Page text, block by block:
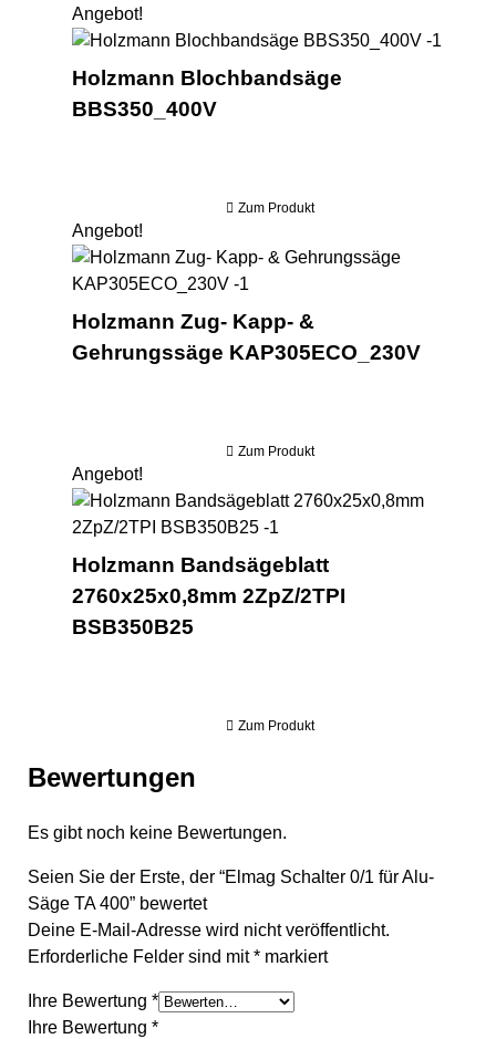
Angebot!
Holzmann Blochbandsäge
BBS350_400V
Zum Produkt
Angebot!
Holzmann Zug- Kapp- &
Gehrungssäge KAP305ECO_230V
Zum Produkt
Angebot!
Holzmann Bandsägeblatt
2760x25x0,8mm 2ZpZ/2TPI
BSB350B25
Zum Produkt
Bewertungen
Es gibt noch keine Bewertungen.
Seien Sie der Erste, der “Elmag Schalter 0/1 für Alu-
Säge TA 400” bewertet
Deine E-Mail-Adresse wird nicht veröffentlicht.
Erforderliche Felder sind mit* markiert
Ihre Bewertung *
Ihre Bewertung *